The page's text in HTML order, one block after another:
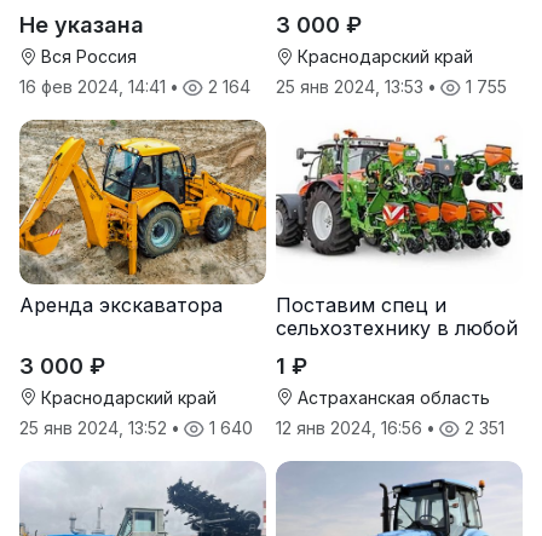
Не указана
Вся Россия
16 фев 2024, 14:41 • 2 164
3 000 ₽
Краснодарский край
25 янв 2024, 13:53 • 1 755
Аренда экскаватора
3 000 ₽
Краснодарский край
25 янв 2024, 13:52 • 1 640
Поставим спец и
сельхозтехнику в любой
1 ₽
Астраханская область
12 янв 2024, 16:56 • 2 351